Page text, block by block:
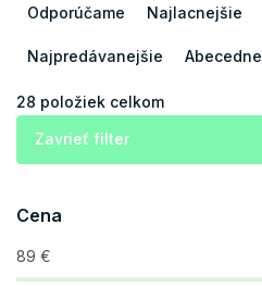
i
d
u
k
Odporúčame Najlacnejšie
Najpredávanejšie Abecedne
28 položiek celkom
Zavrieť filter
Cena
89 €